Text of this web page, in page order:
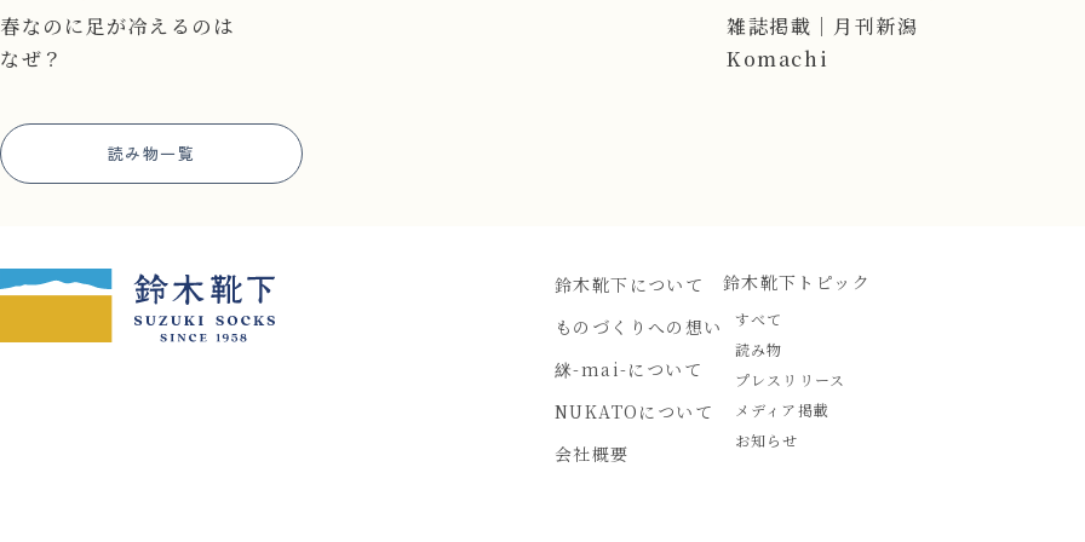
春なのに足が冷えるのは
なぜ？
雑誌掲載｜月刊新潟
Komachi
読み物一覧
鈴木靴下について
ものづくりへの想い
䋛-mai-について
NUKATOについて
会社概要
鈴木靴下トピック
すべて
読み物
プレスリリース
メディア掲載
お知らせ